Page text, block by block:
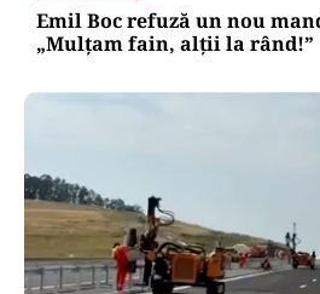
Emil Boc refuză un nou
„Mulțam fain, alții la rând!”